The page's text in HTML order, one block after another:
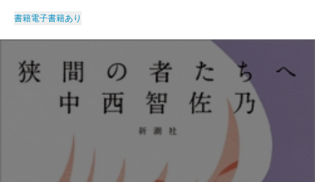
書籍電子書籍あり